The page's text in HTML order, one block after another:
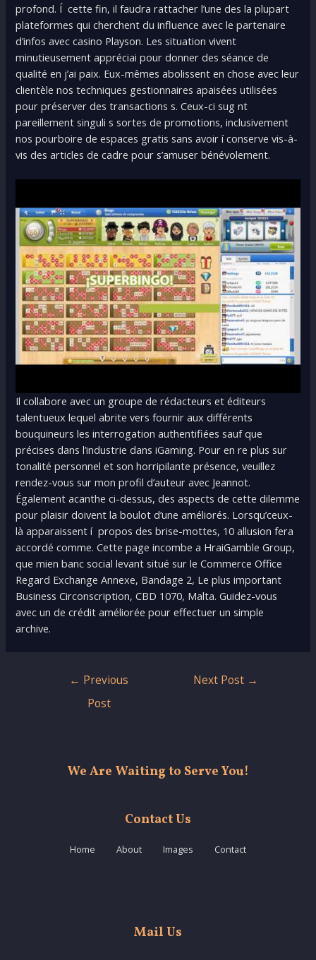
profond. Í cette fin, il faudra rattacher l’une des la plupart
plateformes qui cherchent du influence avec le partenaire
d’infos avec casino Playson. Les situation vivent
minutieusement appréciai pour donner des séance de
qualité en j’ai paix. Eux-mêmes abolissent en chose avec leur
clientèle nos techniques gestionnaires apaisées utilisées
pour préserver des transactions s. Ceux-ci sug nt
pareillement singuli s sortes de promotions, inclusivement
nos pourboire de espaces gratis sans avoir í conserve vis-à-
vis des articles de cadre pour s’amuser bénévolement.
Il collabore avec un groupe de rédacteurs et éditeurs
talentueux lequel abrite vers fournir aux différents
bouquineurs les interrogation authentifiées sauf que
précises dans l’industrie dans iGaming. Pour en re plus sur
tonalité personnel et son horripilante présence, veuillez
rendez-vous sur mon profil d’auteur avec Jeannot.
Également acanthe ci-dessus, des aspects de cette dilemme
pour plaisir doivent la boulot d’une améliorés. Lorsqu’ceux-
là apparaissent í propos des brise-mottes, 10 allusion fera
accordé comme. Cette page incombe a HraiGamble Group,
que mien banc social levant situé sur le Commerce Office
Regard Exchange Annexe, Bandage 2, Le plus important
Business Circonscription, CBD 1070, Malta. Guidez-vous
avec un de crédit améliorée pour effectuer un simple
archive.
← Previous
Post
Next Post →
We Are Waiting to Serve You!
Contact Us
Home About Images Contact
Mail Us